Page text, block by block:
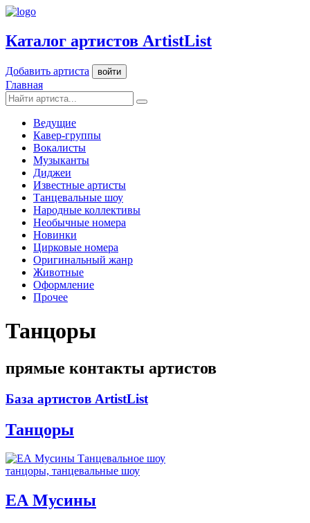
Каталог артистов ArtistList
Добавить артиста войти
Главная
Ведущие
Кавер-группы
Вокалисты
Музыканты
Диджеи
Известные артисты
Танцевальные шоу
Народные коллективы
Необычные номера
Новинки
Цирковые номера
Оригинальный жанр
Животные
Оформление
Прочее
Танцоры
прямые контакты артистов
База артистов ArtistList
Танцоры
танцоры, танцевальные шоу
ЕА Мусины